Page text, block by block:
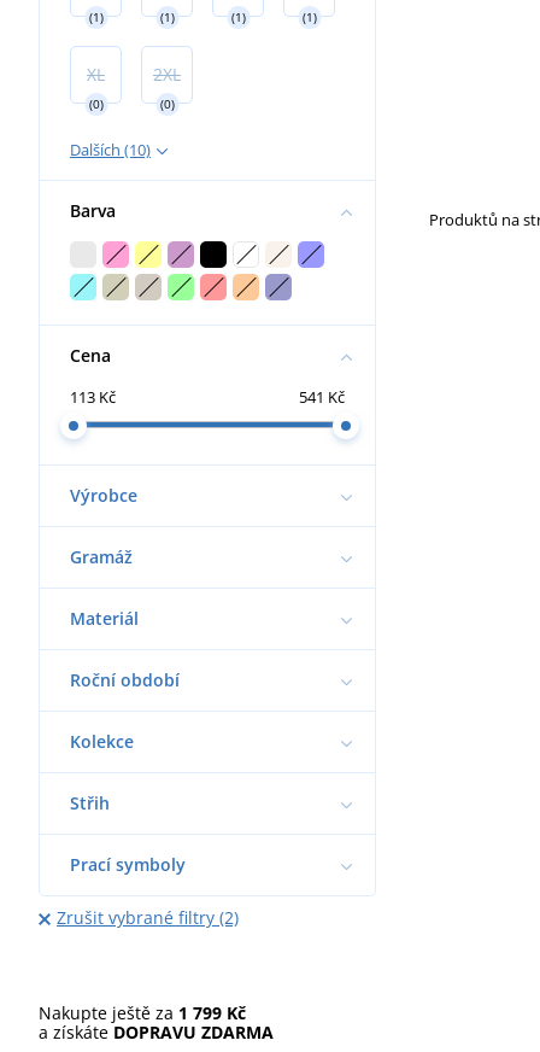
(1) (1) (1) (1)
XL
(0)
2XL
(0)
Dalších (10)
Barva
Cena
113 Kč 541 Kč
Výrobce
Gramáž
Materiál
Roční období
Kolekce
Střih
Prací symboly
Zrušit vybrané filtry (2)
Nakupte ještě za 1 799 Kč
a získáte DOPRAVU ZDARMA
Produktů na